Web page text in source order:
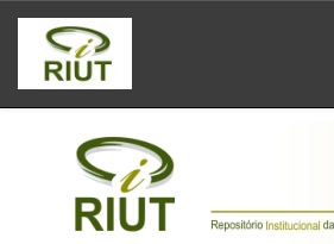
Skip
navigation